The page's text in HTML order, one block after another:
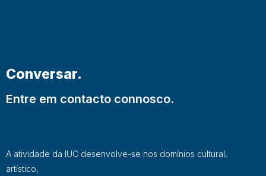
Conversar.
Entre em contacto connosco.
A atividade da IUC desenvolve-se nos domínios cultural,
artístico,